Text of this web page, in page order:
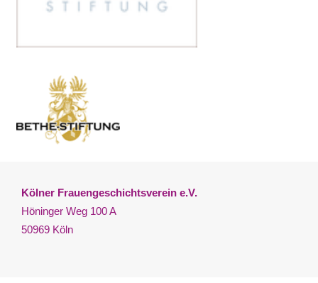
Kölner Frauengeschichtsverein e.V.
Höninger Weg 100 A
50969 Köln